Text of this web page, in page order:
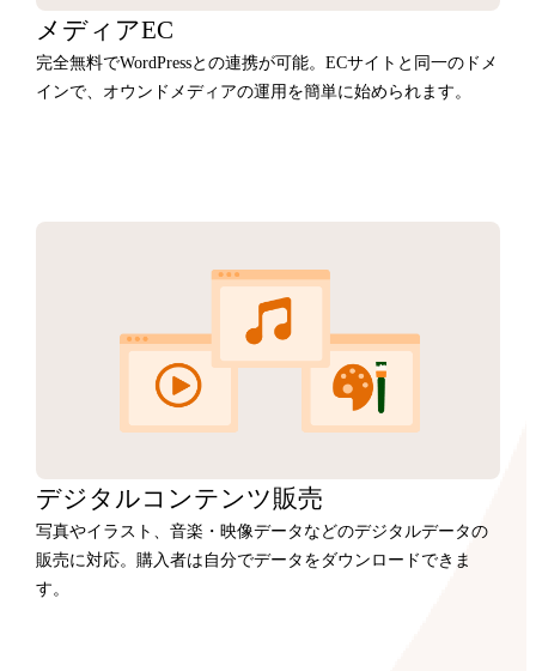
メディアEC
完全無料でWordPressとの連携が可能。ECサイトと同一のドメ
インで、オウンドメディアの運用を簡単に始められます。
デジタルコンテンツ販売
写真やイラスト、音楽・映像データなどのデジタルデータの
販売に対応。購入者は自分でデータをダウンロードできま
す。